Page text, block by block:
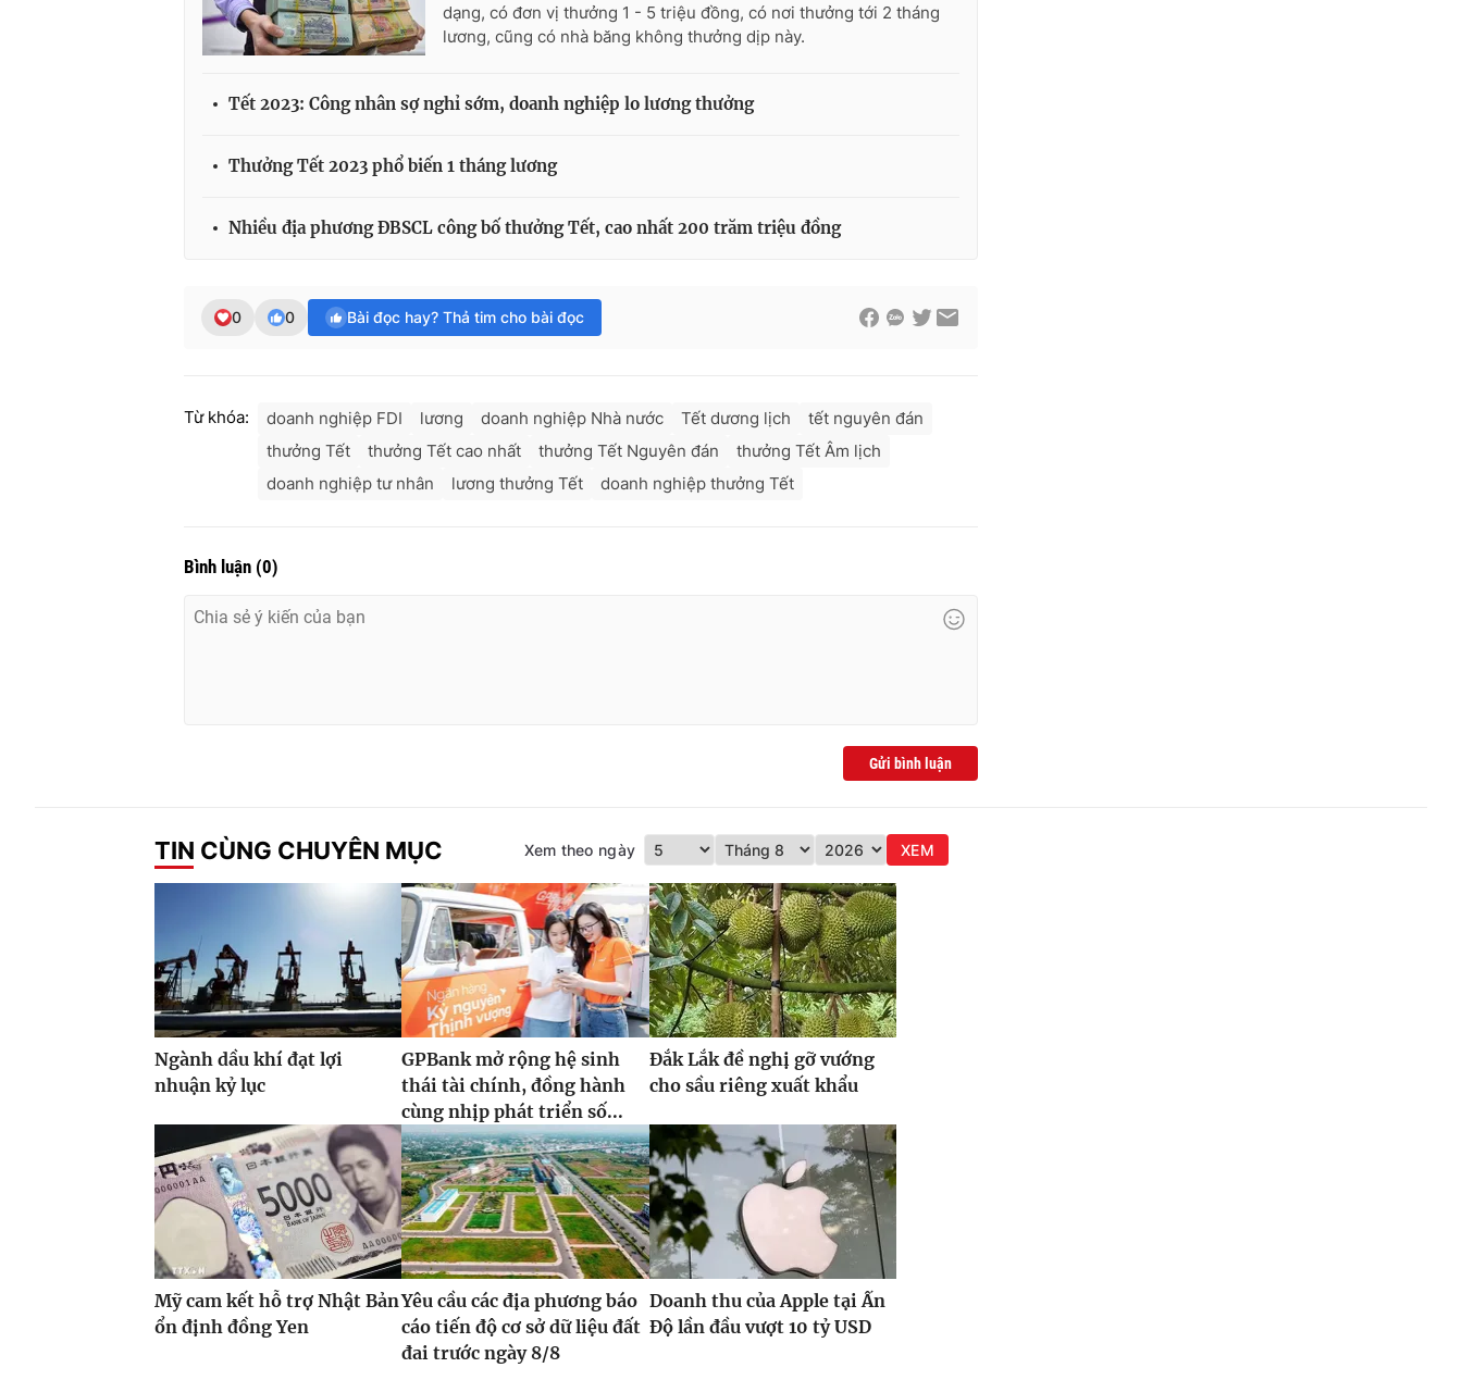
dạng, có đơn vị thưởng 1 - 5 triệu đồng, có nơi thưởng tới 2 tháng
lương, cũng có nhà băng không thưởng dịp này.
Tết 2023: Công nhân sợ nghỉ sớm, doanh nghiệp lo lương thưởng
Thưởng Tết 2023 phổ biến 1 tháng lương
Nhiều địa phương ĐBSCL công bố thưởng Tết, cao nhất 200 trăm triệu đồng
0 0 Bài đọc hay? Thả tim cho bài đọc
Từ khóa: doanh nghiệp FDI lương doanh nghiệp Nhà nước Tết dương lịch
tết nguyên đán
thưởng Tết
thưởng Tết cao nhất thưởng Tết Nguyên đán
thưởng Tết Âm lịch
doanh nghiệp tư nhân
lương thưởng Tết doanh nghiệp thưởng Tết
Bình luận (0)
Gửi bình luận
TIN CÙNG CHUYÊN MỤC Xem theo ngày XEM
Ngành dầu khí đạt lợi
nhuận kỷ lục
GPBank mở rộng hệ sinh
thái tài chính, đồng hành
cùng nhịp phát triển số...
Đắk Lắk đề nghị gỡ vướng
cho sầu riêng xuất khẩu
Mỹ cam kết hỗ trợ Nhật Bản
ổn định đồng Yen
Yêu cầu các địa phương báo
cáo tiến độ cơ sở dữ liệu đất
đai trước ngày 8/8
Doanh thu của Apple tại Ấn
Độ lần đầu vượt 10 tỷ USD